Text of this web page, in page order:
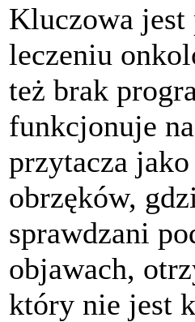
Kluczowa jest
leczeniu
też brak
funkcjonuje
przytacza
obrzęków,
sprawdzani
objawach,
który nie jest